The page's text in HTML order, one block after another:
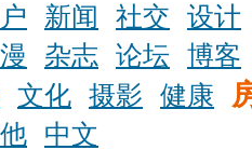
新闻 社交
设计
杂志 论坛 博客
文化 摄影 健康
中文